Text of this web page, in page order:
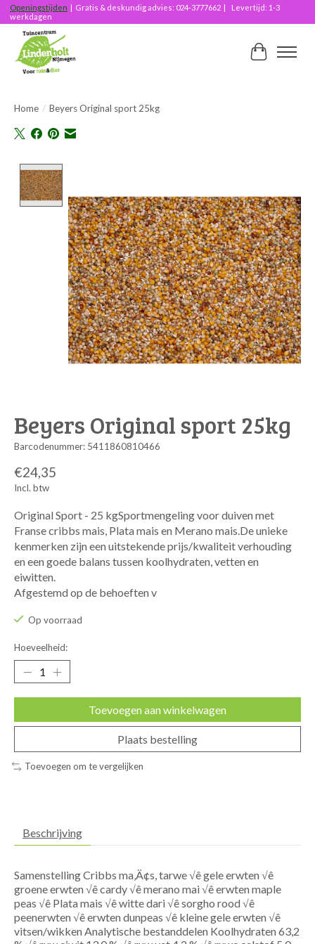
Openingstijden | Gratis & deskundig advies: 024-3777662 | Levertijd: 1-3
werkdagen
Home / Beyers Original sport 25kg
Beyers Original sport 25kg
Barcodenummer: 5411860810466
€24,35
Incl. btw
Original Sport - 25 kgSportmengeling voor duiven met
Franse cribbs mais, Plata mais en Merano mais.De unieke
kenmerken zijn een uitstekende prijs/kwaliteit verhouding
en een goede balans tussen koolhydraten, vetten en
eiwitten.
Afgestemd op de behoeften v
Op voorraad
Hoeveelheid:
Toevoegen aan winkelwagen
Plaats bestelling
Toevoegen om te vergelijken
Beschrijving
Samenstelling Cribbs ma‚Ä¢s, tarwe √ê gele erwten √ê
groene erwten √ê cardy √ê merano mai √ê erwten maple
peas √ê Plata mais √ê witte dari √ê sorgho rood √ê
peenerwten √ê erwten dunpeas √ê kleine gele erwten √ê
vitsen/wikken Analytische bestanddelen Koolhydraten 63,2